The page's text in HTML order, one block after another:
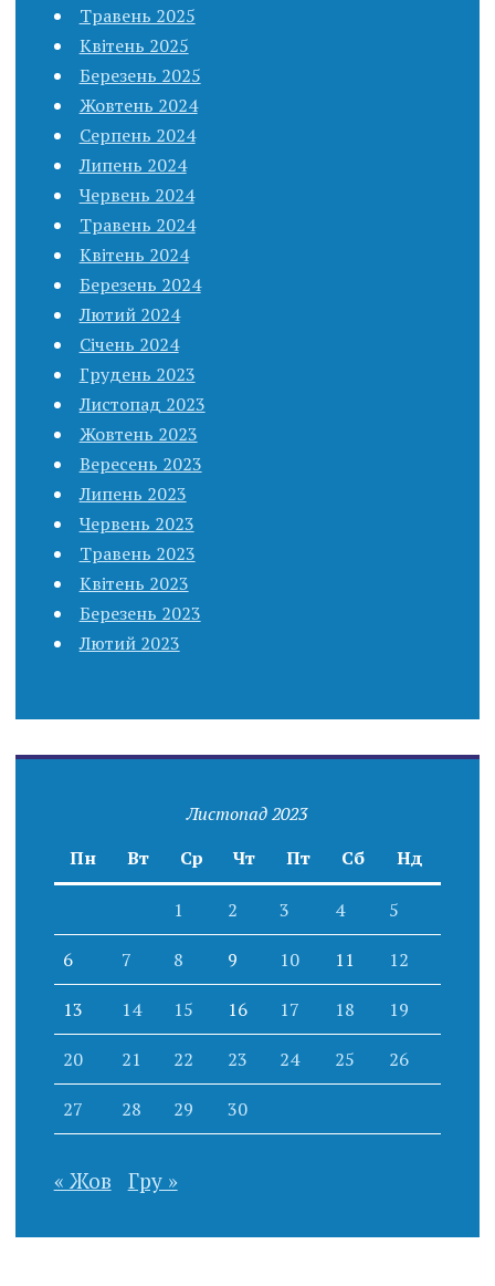
Травень 2025
Квітень 2025
Березень 2025
Жовтень 2024
Серпень 2024
Липень 2024
Червень 2024
Травень 2024
Квітень 2024
Березень 2024
Лютий 2024
Січень 2024
Грудень 2023
Листопад 2023
Жовтень 2023
Вересень 2023
Липень 2023
Червень 2023
Травень 2023
Квітень 2023
Березень 2023
Лютий 2023
Листопад 2023
Пн
Вт Ср Чт Пт Сб Нд
1 2 3 4 5
6 7 8 9 10 11 12
13 14 15 16 17 18 19
20 21 22 23 24 25 26
27 28 29 30
« Жов Гру »